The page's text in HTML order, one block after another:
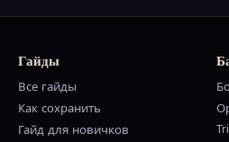
Гайды
Все гайды
Как сохранить
Гайд для новичков